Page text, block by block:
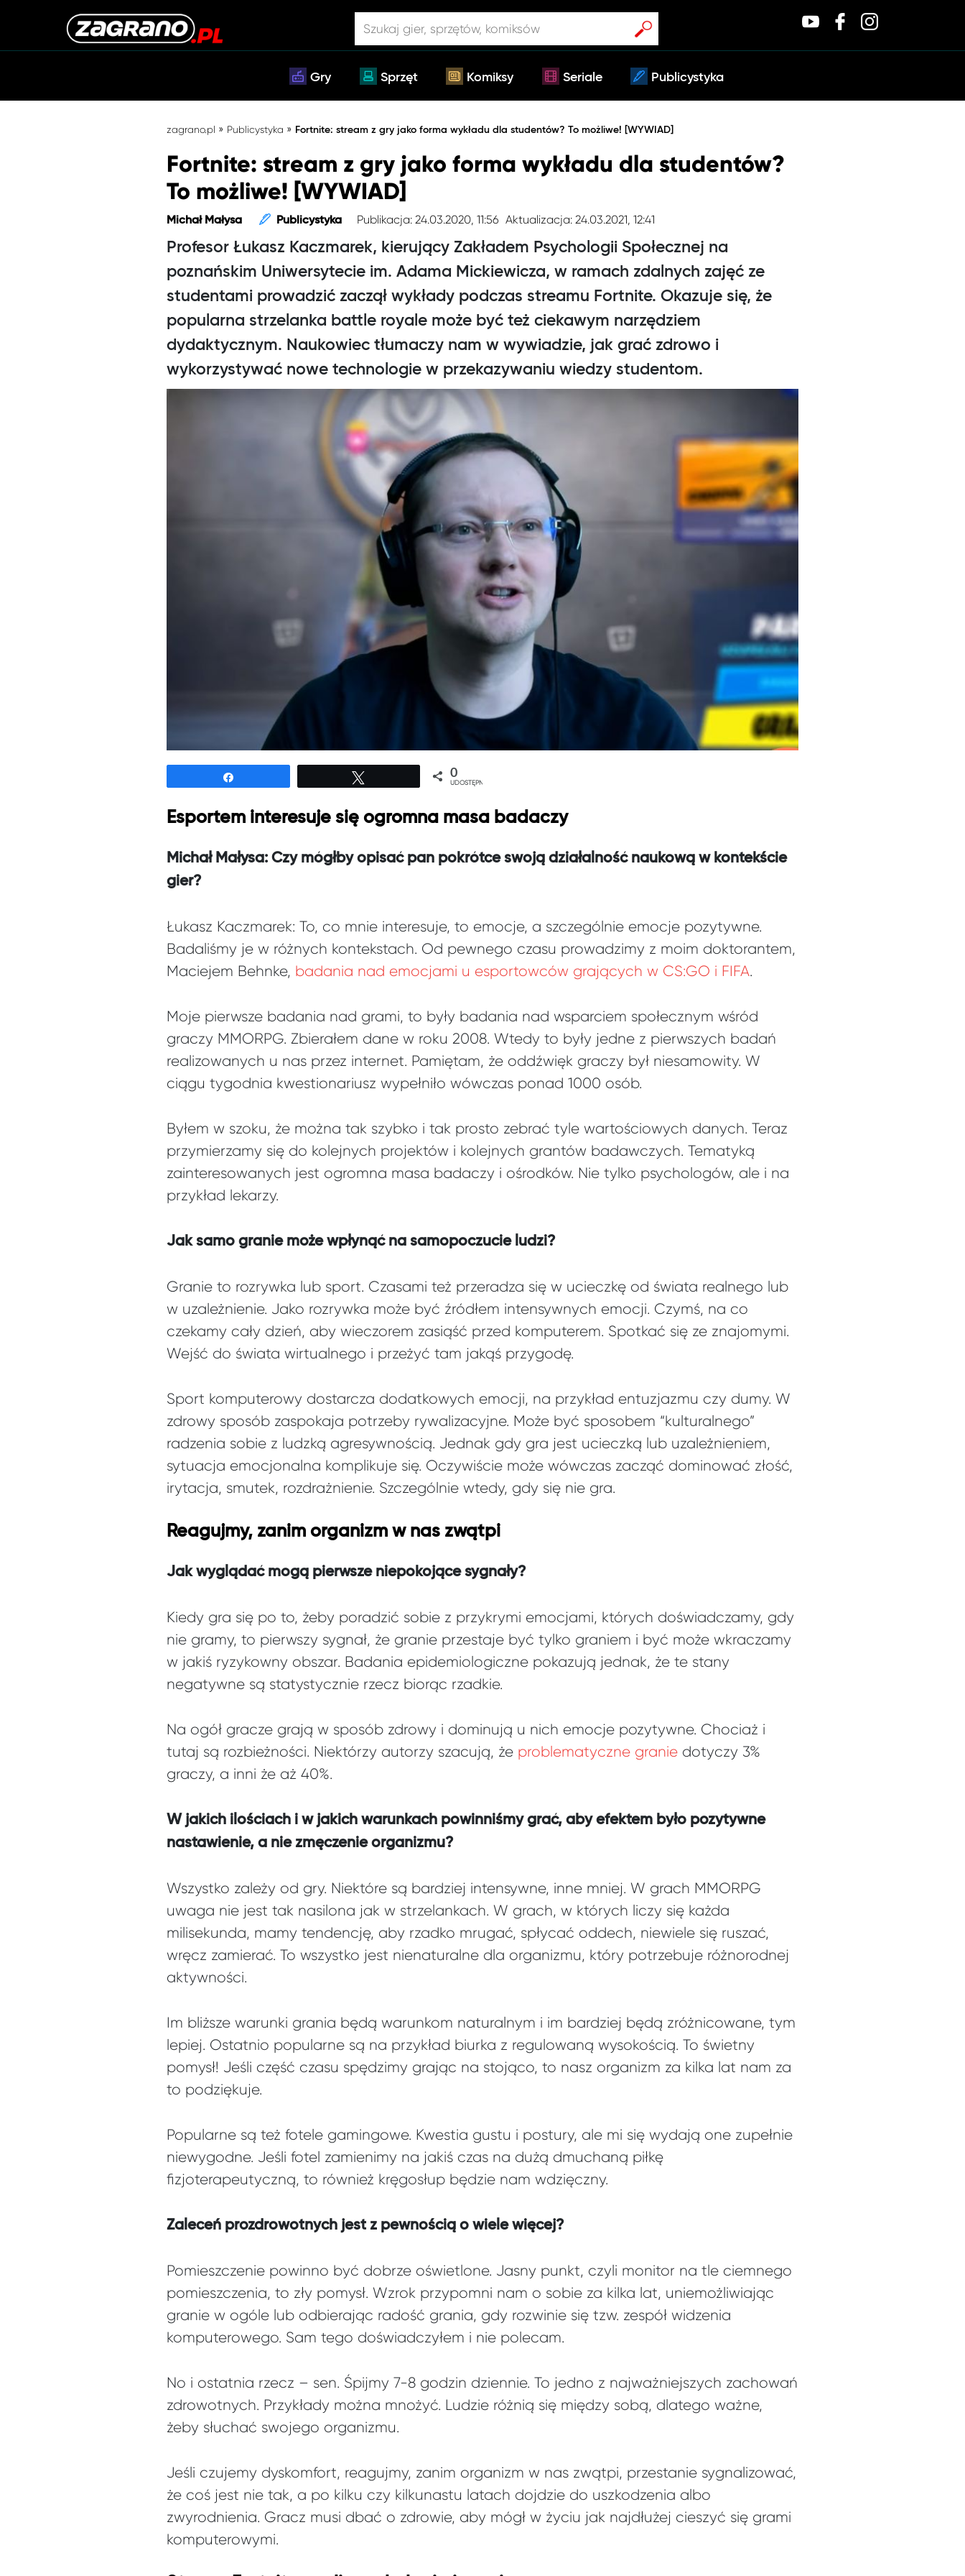
Gry Sprzęt Komiksy Seriale Publicystyka
zagrano.pl » Publicystyka » Fortnite: stream z gry jako forma wykładu dla studentów? To możliwe! [WYWIAD]
Fortnite: stream z gry jako forma wykładu dla studentów?
To możliwe! [WYWIAD]
Michał Małysa Publicystyka Publikacja: 24.03.2020, 11:56 Aktualizacja: 24.03.2021, 12:41
Profesor Łukasz Kaczmarek, kierujący Zakładem Psychologii Społecznej na
poznańskim Uniwersytecie im. Adama Mickiewicza, w ramach zdalnych zajęć ze
studentami prowadzić zaczął wykłady podczas streamu Fortnite. Okazuje się, że
popularna strzelanka battle royale może być też ciekawym narzędziem
dydaktycznym. Naukowiec tłumaczy nam w wywiadzie, jak grać zdrowo i
wykorzystywać nowe technologie w przekazywaniu wiedzy studentom.
0
UDOSTĘPNIEŃ
Esportem interesuje się ogromna masa badaczy
Michał Małysa: Czy mógłby opisać pan pokrótce swoją działalność naukową w kontekście
gier?
Łukasz Kaczmarek: To, co mnie interesuje, to emocje, a szczególnie emocje pozytywne.
Badaliśmy je w różnych kontekstach. Od pewnego czasu prowadzimy z moim doktorantem,
Maciejem Behnke, badania nad emocjami u esportowców grających w CS:GO i FIFA.
Moje pierwsze badania nad grami, to były badania nad wsparciem społecznym wśród
graczy MMORPG. Zbierałem dane w roku 2008. Wtedy to były jedne z pierwszych badań
realizowanych u nas przez internet. Pamiętam, że oddźwięk graczy był niesamowity. W
ciągu tygodnia kwestionariusz wypełniło wówczas ponad 1000 osób.
Byłem w szoku, że można tak szybko i tak prosto zebrać tyle wartościowych danych. Teraz
przymierzamy się do kolejnych projektów i kolejnych grantów badawczych. Tematyką
zainteresowanych jest ogromna masa badaczy i ośrodków. Nie tylko psychologów, ale i na
przykład lekarzy.
Jak samo granie może wpłynąć na samopoczucie ludzi?
Granie to rozrywka lub sport. Czasami też przeradza się w ucieczkę od świata realnego lub
w uzależnienie. Jako rozrywka może być źródłem intensywnych emocji. Czymś, na co
czekamy cały dzień, aby wieczorem zasiąść przed komputerem. Spotkać się ze znajomymi.
Wejść do świata wirtualnego i przeżyć tam jakąś przygodę.
Sport komputerowy dostarcza dodatkowych emocji, na przykład entuzjazmu czy dumy. W
zdrowy sposób zaspokaja potrzeby rywalizacyjne. Może być sposobem “kulturalnego”
radzenia sobie z ludzką agresywnością. Jednak gdy gra jest ucieczką lub uzależnieniem,
sytuacja emocjonalna komplikuje się. Oczywiście może wówczas zacząć dominować złość,
irytacja, smutek, rozdrażnienie. Szczególnie wtedy, gdy się nie gra.
Reagujmy, zanim organizm w nas zwątpi
Jak wyglądać mogą pierwsze niepokojące sygnały?
Kiedy gra się po to, żeby poradzić sobie z przykrymi emocjami, których doświadczamy, gdy
nie gramy, to pierwszy sygnał, że granie przestaje być tylko graniem i być może wkraczamy
w jakiś ryzykowny obszar. Badania epidemiologiczne pokazują jednak, że te stany
negatywne są statystycznie rzecz biorąc rzadkie.
Na ogół gracze grają w sposób zdrowy i dominują u nich emocje pozytywne. Chociaż i
tutaj są rozbieżności. Niektórzy autorzy szacują, że problematyczne granie dotyczy 3%
graczy, a inni że aż 40%.
W jakich ilościach i w jakich warunkach powinniśmy grać, aby efektem było pozytywne
nastawienie, a nie zmęczenie organizmu?
Wszystko zależy od gry. Niektóre są bardziej intensywne, inne mniej. W grach MMORPG
uwaga nie jest tak nasilona jak w strzelankach. W grach, w których liczy się każda
milisekunda, mamy tendencję, aby rzadko mrugać, spłycać oddech, niewiele się ruszać,
wręcz zamierać. To wszystko jest nienaturalne dla organizmu, który potrzebuje różnorodnej
aktywności.
Im bliższe warunki grania będą warunkom naturalnym i im bardziej będą zróżnicowane, tym
lepiej. Ostatnio popularne są na przykład biurka z regulowaną wysokością. To świetny
pomysł! Jeśli część czasu spędzimy grając na stojąco, to nasz organizm za kilka lat nam za
to podziękuje.
Popularne są też fotele gamingowe. Kwestia gustu i postury, ale mi się wydają one zupełnie
niewygodne. Jeśli fotel zamienimy na jakiś czas na dużą dmuchaną piłkę
fizjoterapeutyczną, to również kręgosłup będzie nam wdzięczny.
Zaleceń prozdrowotnych jest z pewnością o wiele więcej?
Pomieszczenie powinno być dobrze oświetlone. Jasny punkt, czyli monitor na tle ciemnego
pomieszczenia, to zły pomysł. Wzrok przypomni nam o sobie za kilka lat, uniemożliwiając
granie w ogóle lub odbierając radość grania, gdy rozwinie się tzw. zespół widzenia
komputerowego. Sam tego doświadczyłem i nie polecam.
No i ostatnia rzecz – sen. Śpijmy 7-8 godzin dziennie. To jedno z najważniejszych zachowań
zdrowotnych. Przykłady można mnożyć. Ludzie różnią się między sobą, dlatego ważne,
żeby słuchać swojego organizmu.
Jeśli czujemy dyskomfort, reagujmy, zanim organizm w nas zwątpi, przestanie sygnalizować,
że coś jest nie tak, a po kilku czy kilkunastu latach dojdzie do uszkodzenia albo
zwyrodnienia. Gracz musi dbać o zdrowie, aby mógł w życiu jak najdłużej cieszyć się grami
komputerowymi.